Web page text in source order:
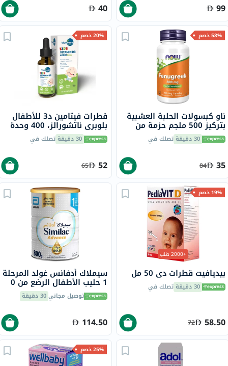
99
40
58% خصم
ناو كبسولات الحلبة العشبية
بتركيز 500 ملجم حزمة من
100 30 دقيقة تصلك في
35
84
20% خصم
قطرات فيتامين د3 للأطفال
بلوبري ناتشورالز، 400 وحدة
دولية، 30 مل30 دقيقة تصلك في
52
65
19% خصم
+2000 طلب
بيديافيت قطرات دي 50 مل
30 دقيقة تصلك في
58.50
72
سيملاك أدفانس غولد المرحلة
1 حليب الأطفال الرضع من 0
إلى 6 شهور 800 جرام توصيل مجاني30 دقيقة
114.50
25% خصم